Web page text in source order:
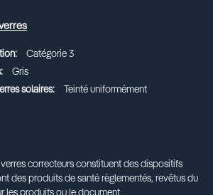
Catégorie 3
Gris
Teinté uniformément
verres correcteurs constituent des dispositifs
des produits de santé règlementés, revêtus du